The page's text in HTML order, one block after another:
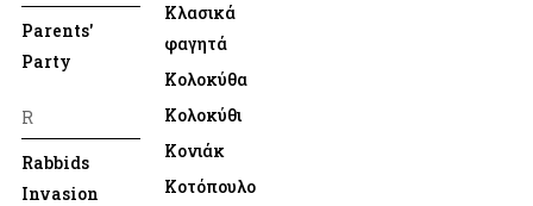
Parents'
Party
R
Rabbids
Invasion
Κλασικά
φαγητά
Κολοκύθα
Κολοκύθι
Κονιάκ
Κοτόπουλο